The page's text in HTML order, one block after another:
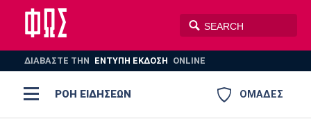
ΔΙΑΒΑΣΤΕ THN ΕΝΤΥΠΗ ΕΚΔΟΣΗ ONLINE
ΟΜΑΔΕΣ
ΡΟΗ ΕΙΔΗΣΕΩΝ